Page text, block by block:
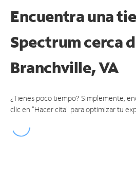
Encuentra una
Spectrumcerca
Branchville, VA
¿Tienes poco tiempo? Simplemente,
clic en "Hacer cita" para optimizar tu